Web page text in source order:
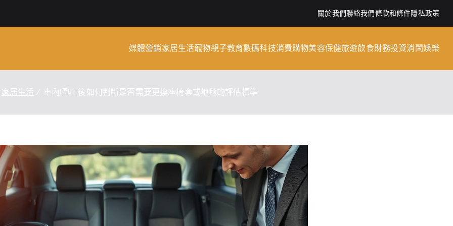
關於我們聯絡我們條款和條件隱私政策
媒體營銷家居生活寵物親子教育數碼科技消費購物美容保健旅遊飲食財務投資消閑娛樂
家居生活 車內嘔吐 後如何判斷是否需要更換座椅套或地毯的評估標準